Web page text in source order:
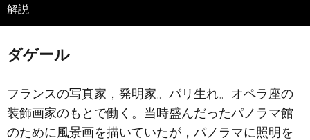
解説
ダゲール
フランスの写真家，発明家。パリ生れ。オペラ座の
装飾画家のもとで働く。当時盛んだったパノラマ館
のために風景画を描いていたが，パノラマに照明を